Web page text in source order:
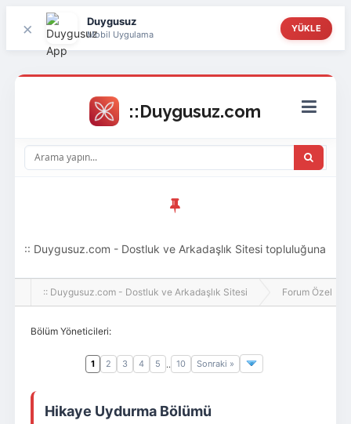
× Duygusuz
Mobil Uygulama
YÜKLE
Giriş Yap Üye Ol
:: Duygusuz.com - Dostluk ve Arkadaşlık Sitesi topluluğuna
hoş geldin ziyaretçi! Aramıza katılmak istersen kayıt
:: Duygusuz.com - Dostluk ve Arkadaşlık Sitesi Forum Özel
Bölüm Yöneticileri:
1 2 3 4 5 .. 10 Sonraki »
Hikaye Uydurma Bölümü